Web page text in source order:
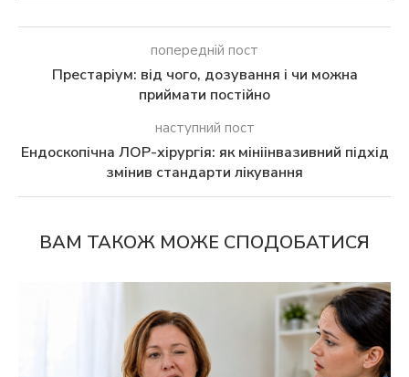
попередній пост
Престаріум: від чого, дозування і чи можна
приймати постійно
наступний пост
Ендоскопічна ЛОР-хірургія: як мініінвазивний підхід
змінив стандарти лікування
ВАМ ТАКОЖ МОЖЕ СПОДОБАТИСЯ